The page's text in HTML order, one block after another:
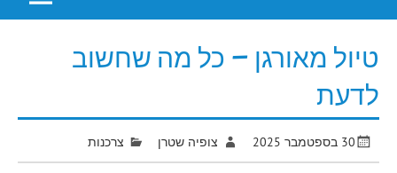
טיול מאורגן – כל מה שחשוב
לדעת
30 בספטמבר 2025 צופיה שטרן צרכנות